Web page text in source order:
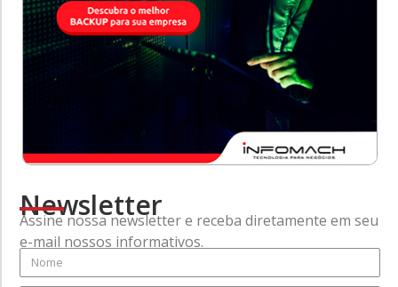
Newsletter
Assine nossa newsletter e receba diretamente em seu
e-mail nossos informativos.